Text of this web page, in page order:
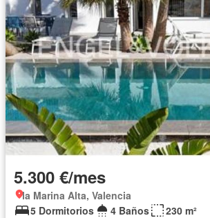
5.300 €/mes
la Marina Alta, Valencia
5 Dormitorios
4 Baños
230 m²